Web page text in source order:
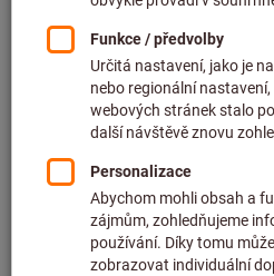
Cena za 1 ks
bez DPH v platné výši plus náklady na
Individuální ceny pro firemní
Minimální množství pro objednání 2